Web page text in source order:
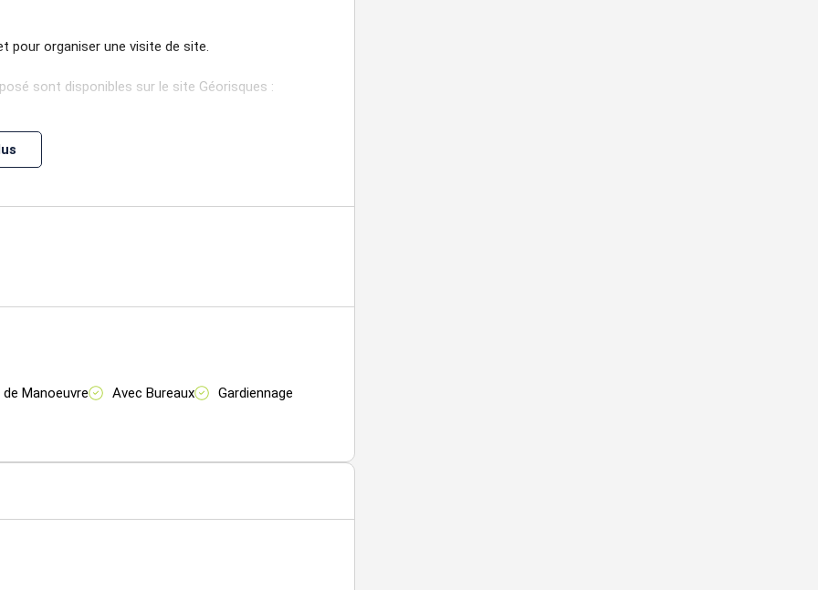
organiser une visite de site.
sont disponibles sur le site Géorisques :
: 247, N42, 350
de Manoeuvre Avec Bureaux
Gardiennage